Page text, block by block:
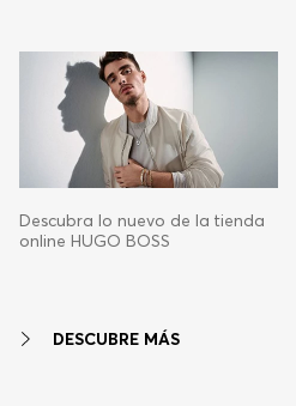
Descubra lo nuevo de la tienda
online HUGO BOSS
DESCUBRE MÁS